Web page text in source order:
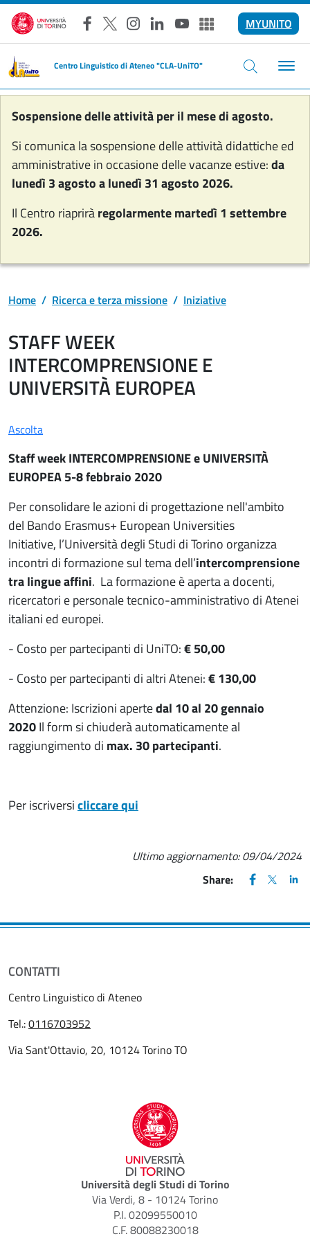
Salta al contenuto principale
Facebook
X Instagram
LinkedInYouTubeAltri social
MYUNITO
Centro Linguistico di Ateneo "CLA-UniTO"
Sospensione delle attività per il mese di agosto.
Si comunica la sospensione delle attività didattiche ed
amministrative in occasione delle vacanze estive:da
lunedì 3 agosto a lunedì 31 agosto 2026.
Il Centro riapriràregolarmente martedì 1 settembre
2026.
Home Ricerca e terza missione Iniziative
STAFF WEEK
INTERCOMPRENSIONE E
UNIVERSITÀ EUROPEA
Ascolta
Staff week INTERCOMPRENSIONE e UNIVERSITÀ
EUROPEA 5-8 febbraio 2020
Per consolidare le azioni di progettazione nell'ambito
del Bando Erasmus+ European Universities
Initiative, l’Università degli Studi di Torino organizza
incontri di formazione sul tema dell’intercomprensione
tra lingue affini. La formazione è aperta a docenti,
ricercatori e personale tecnico-amministrativo di Atenei
italiani ed europei.
- Costo per partecipanti di UniTO:€ 50,00
- Costo per partecipanti di altri Atenei:€ 130,00
Attenzione: Iscrizioni apertedal 10 al 20 gennaio
2020Il form si chiuderà automaticamente al
raggiungimento di max. 30 partecipanti.
Per iscriversicliccare qui
Ultimo aggiornamento:09/04/2024
Share:
FACEBOOK
(apre una
X
(apre
CONTATTI
Centro Linguistico di Ateneo
Tel.:0116703952
Via Sant'Ottavio, 20, 10124 Torino TO
Università degli Studi di Torino
Via Verdi, 8 - 10124 Torino
P.I. 02099550010
C.F. 80088230018